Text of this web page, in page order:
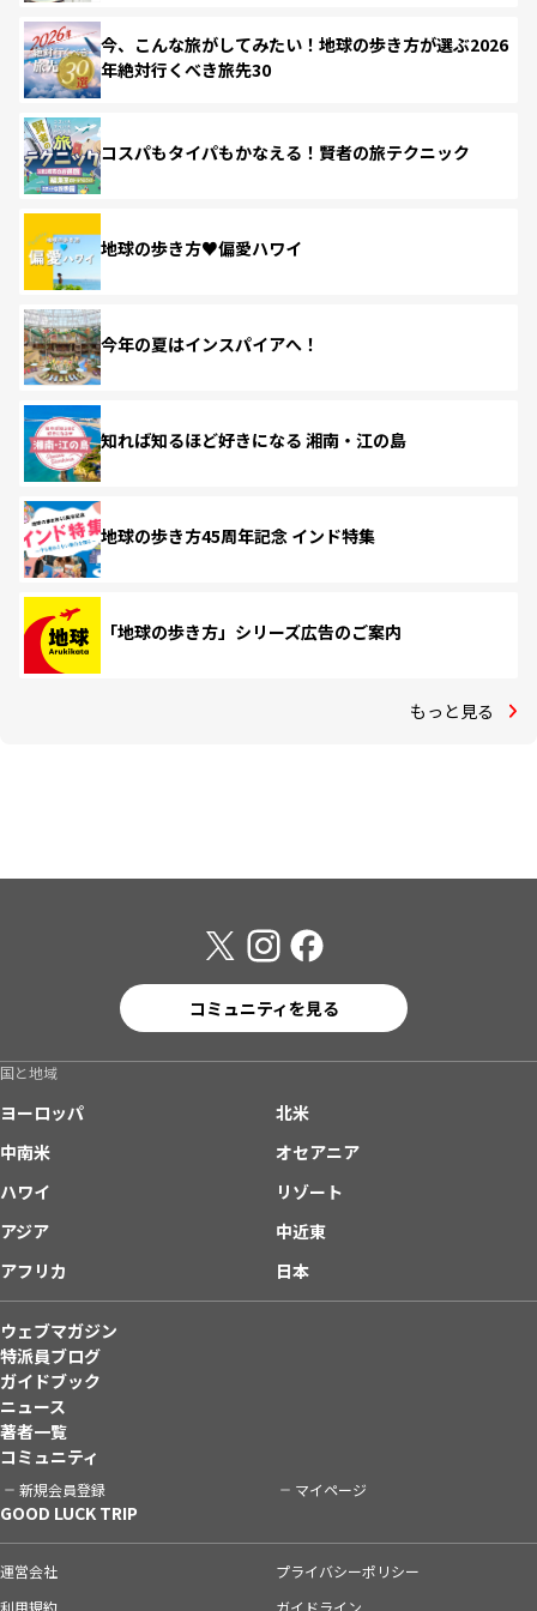
今、こんな旅がしてみたい！地球の歩き方が選ぶ2026
年絶対行くべき旅先30
コスパもタイパもかなえる！賢者の旅テクニック
地球の歩き方♥偏愛ハワイ
今年の夏はインスパイアへ！
知れば知るほど好きになる 湘南・江の島
地球の歩き方45周年記念 インド特集
「地球の歩き方」シリーズ広告のご案内
もっと見る
コミュニティを見る
国と地域
ヨーロッパ
北米
中南米
オセアニア
ハワイ
リゾート
アジア
中近東
アフリカ
日本
ウェブマガジン
特派員ブログ
ガイドブック
ニュース
著者一覧
コミュニティ
新規会員登録 マイページ
GOOD LUCK TRIP
運営会社
プライバシーポリシー
利用規約
ガイドライン